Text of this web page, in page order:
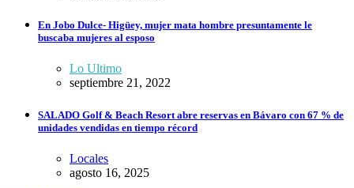
En Jobo Dulce- Higüey, mujer mata hombre presuntamente le
buscaba mujeres al esposo
Lo Ultimo
septiembre 21, 2022
SALADO Golf & Beach Resort abre reservas en Bávaro con 67 % de
unidades vendidas en tiempo récord
Locales
agosto 16, 2025